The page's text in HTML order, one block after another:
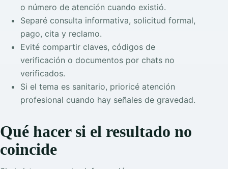
o número de atención cuando existió.
Separé consulta informativa, solicitud formal,
pago, cita y reclamo.
Evité compartir claves, códigos de
verificación o documentos por chats no
verificados.
Si el tema es sanitario, prioricé atención
profesional cuando hay señales de gravedad.
Qué hacer si el resultado no
coincide